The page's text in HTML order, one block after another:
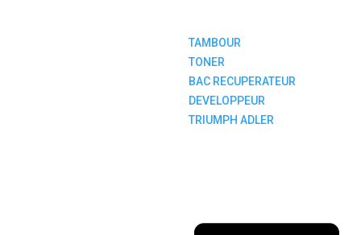
TAMBOUR
TONER
BAC RECUPERATEUR
DEVELOPPEUR
TRIUMPH ADLER